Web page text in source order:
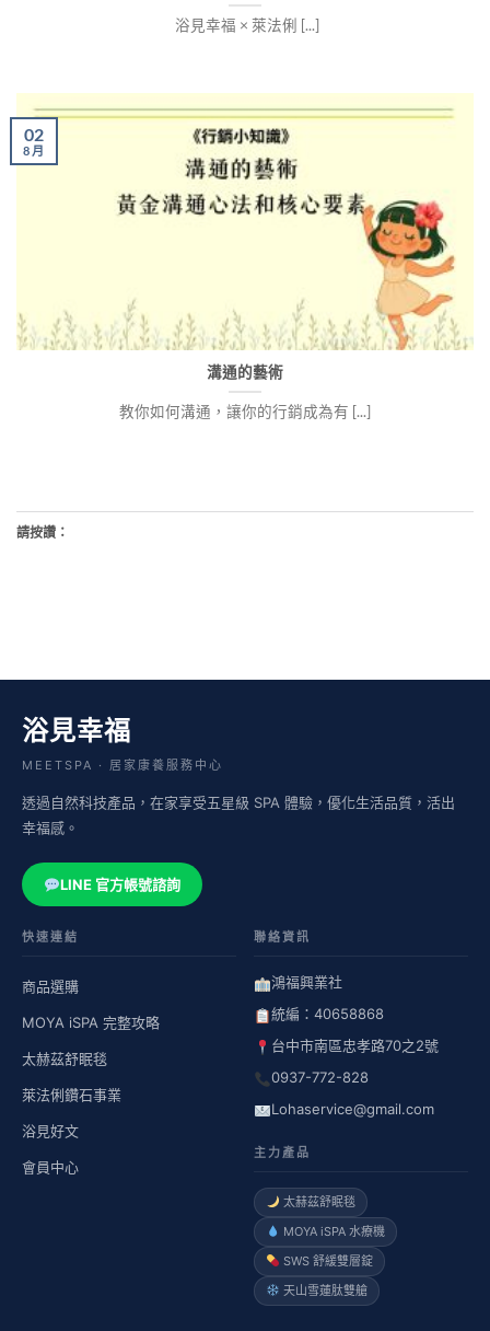
浴見幸福 × 萊法俐 [...]
溝通的藝術
教你如何溝通，讓你的行銷成為有 [...]
02
8 月
請按讚：
浴見幸福
MEETSPA · 居家康養服務中心
透過自然科技產品，在家享受五星級 SPA 體驗，優化生活品質，活出
幸福感。
LINE 官方帳號諮詢
快速連結
商品選購
MOYA iSPA 完整攻略
太赫茲舒眠毯
萊法俐鑽石事業
浴見好文
會員中心
聯絡資訊
鴻福興業社
統編：40658868
台中市南區忠孝路70之2號
0937-772-828
Lohaservice@gmail.com
主力產品
太赫茲舒眠毯
MOYA iSPA 水療機
SWS 舒緩雙層錠
天山雪蓮肽雙艙